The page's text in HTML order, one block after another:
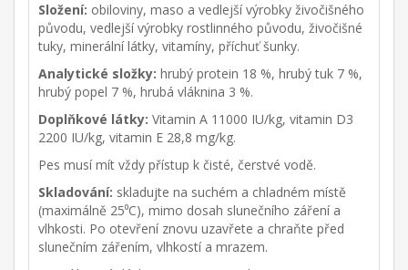
Složení: obiloviny, maso a vedlejší výrobky živočišného
původu, vedlejší výrobky rostlinného původu, živočišné
tuky, minerální látky, vitamíny, příchuť šunky.
Analytické složky: hrubý protein 18 %, hrubý tuk 7 %,
hrubý popel 7 %, hrubá vláknina 3 %.
Doplňkové látky: Vitamin A 11000 IU/kg, vitamin D3
2200 IU/kg, vitamin E 28,8 mg/kg.
Pes musí mít vždy přístup k čisté, čerstvé vodě.
Skladování: skladujte na suchém a chladném místě
(maximálně 25⁰C), mimo dosah slunečního záření a
vlhkosti. Po otevření znovu uzavřete a chraňte před
slunečním zářením, vlhkostí a mrazem.